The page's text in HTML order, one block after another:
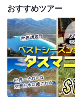
おすすめツアー